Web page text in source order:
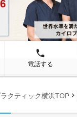
local_phone
電話する
クティック横浜TOP chevron_right